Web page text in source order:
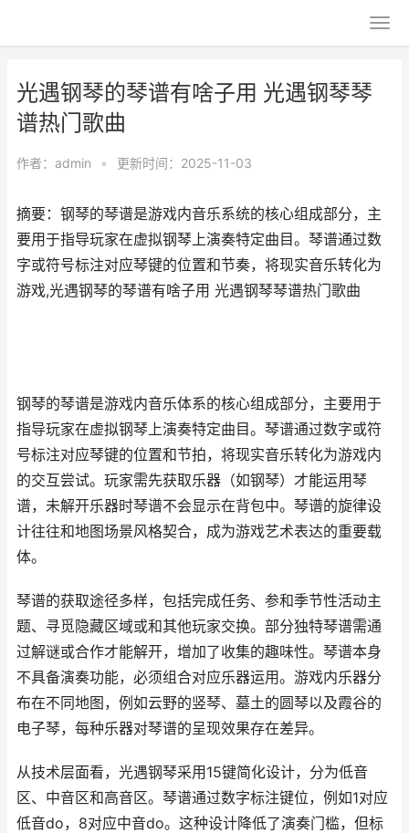
光遇钢琴的琴谱有啥子用 光遇钢琴琴
谱热门歌曲
作者： admin • 更新时间：2025-11-03
摘要：钢琴的琴谱是游戏内音乐系统的核心组成部分，主
要用于指导玩家在虚拟钢琴上演奏特定曲目。琴谱通过数
字或符号标注对应琴键的位置和节奏，将现实音乐转化为
游戏,光遇钢琴的琴谱有啥子用 光遇钢琴琴谱热门歌曲
钢琴的琴谱是游戏内音乐体系的核心组成部分，主要用于
指导玩家在虚拟钢琴上演奏特定曲目。琴谱通过数字或符
号标注对应琴键的位置和节拍，将现实音乐转化为游戏内
的交互尝试。玩家需先获取乐器（如钢琴）才能运用琴
谱，未解开乐器时琴谱不会显示在背包中。琴谱的旋律设
计往往和地图场景风格契合，成为游戏艺术表达的重要载
体。
琴谱的获取途径多样，包括完成任务、参和季节性活动主
题、寻觅隐藏区域或和其他玩家交换。部分独特琴谱需通
过解谜或合作才能解开，增加了收集的趣味性。琴谱本身
不具备演奏功能，必须组合对应乐器运用。游戏内乐器分
布在不同地图，例如云野的竖琴、墓土的圆琴以及霞谷的
电子琴，每种乐器对琴谱的呈现效果存在差异。
从技术层面看，光遇钢琴采用15键简化设计，分为低音
区、中音区和高音区。琴谱通过数字标注键位，例如1对应
低音do，8对应中音do。这种设计降低了演奏门槛，但标